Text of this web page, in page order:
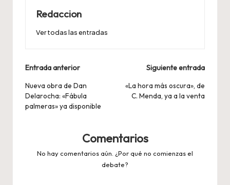
Redaccion
Ver todas las entradas
Navegación
de
entradas
Entrada anterior
Nueva obra de Dan
Delarocha: «Fábula
palmeras» ya disponible
Siguiente entrada
«La hora más oscura», de
C. Menda, ya a la venta
Comentarios
No hay comentarios aún. ¿Por qué no comienzas el
debate?